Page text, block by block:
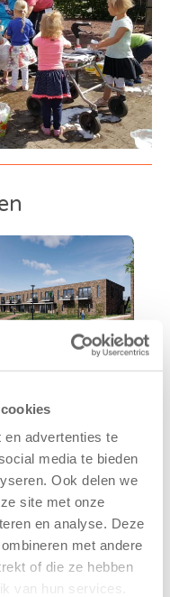
en advertenties te
media te bieden
Ook delen we
site met onze
en analyse. Deze
met andere
of die ze hebben
van hun services.
First
nieuw
in
wijk Wiarda in
Leeuwarden
juni 2026